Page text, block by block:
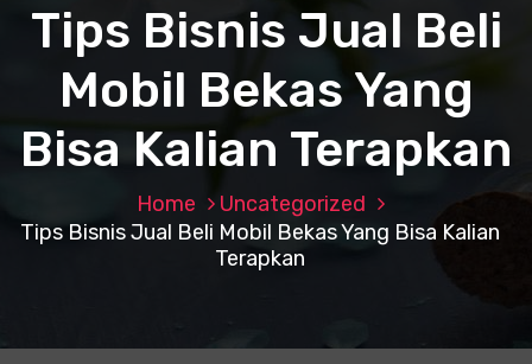
Tips Bisnis Jual Beli
Mobil Bekas Yang
Bisa Kalian Terapkan
Home
Uncategorized
Tips Bisnis Jual Beli Mobil Bekas Yang Bisa Kalian
Terapkan